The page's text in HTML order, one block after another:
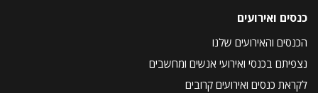
כנסים ואירועים
הכנסים והאירועים שלנו
נצפיתם בכנסי ואירועי אנשים ומחשבים
לקראת כנסים ואירועים קרובים